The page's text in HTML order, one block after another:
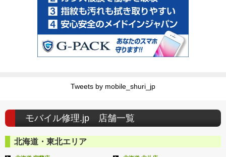
Tweets by mobile_shuri_jp
モバイル修理.jp 店舗一覧
北海道・東北エリア